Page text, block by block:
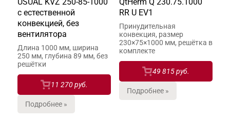
с естественной
конвекцией, без
вентилятора
Длина 1000 мм, ширина
250 мм, глубина 89 мм, без
решётки
11 270 руб.
Подробнее »
RR U EV1
Принудительная
конвекция, размер
230×75×1000 мм, решётка в
комплекте
49 815 руб.
Подробнее »